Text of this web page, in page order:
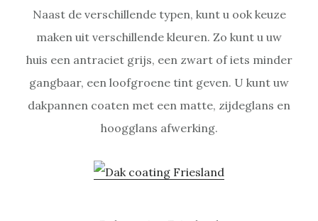
Naast de verschillende typen, kunt u ook keuze
maken uit verschillende kleuren. Zo kunt u uw
huis een antraciet grijs, een zwart of iets minder
gangbaar, een loofgroene tint geven. U kunt uw
dakpannen coaten met een matte, zijdeglans en
hoogglans afwerking.